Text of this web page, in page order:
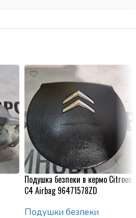
Подушка безпеки в кермо Citroen
C4 Airbag 96471578ZD
Подушки безпеки